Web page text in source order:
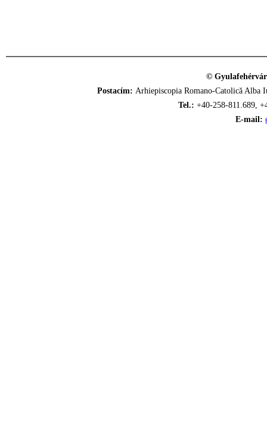
©
Postacím: Arhiepiscopia Romano-Catolică
Tel.: +40-258-811.689,
E-mail: